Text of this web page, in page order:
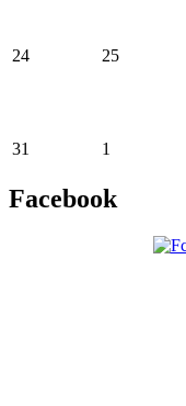
24 25
31 1
Facebook